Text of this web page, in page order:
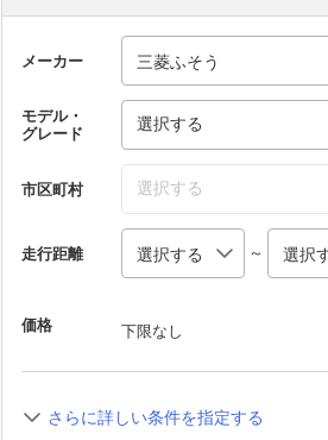
メーカー
モデル・
グレード
選択する
市区町村 選択する
走行距離 ～
価格 下限なし
さらに詳しい条件を指定する